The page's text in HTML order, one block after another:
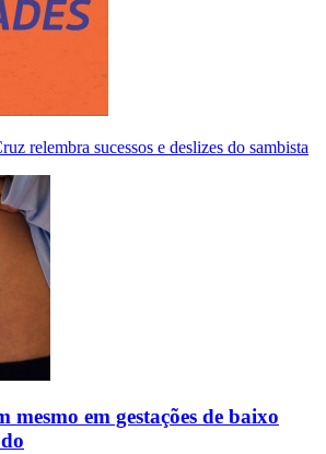
relembra sucessos e deslizes do sambista
mesmo em gestações de baixo